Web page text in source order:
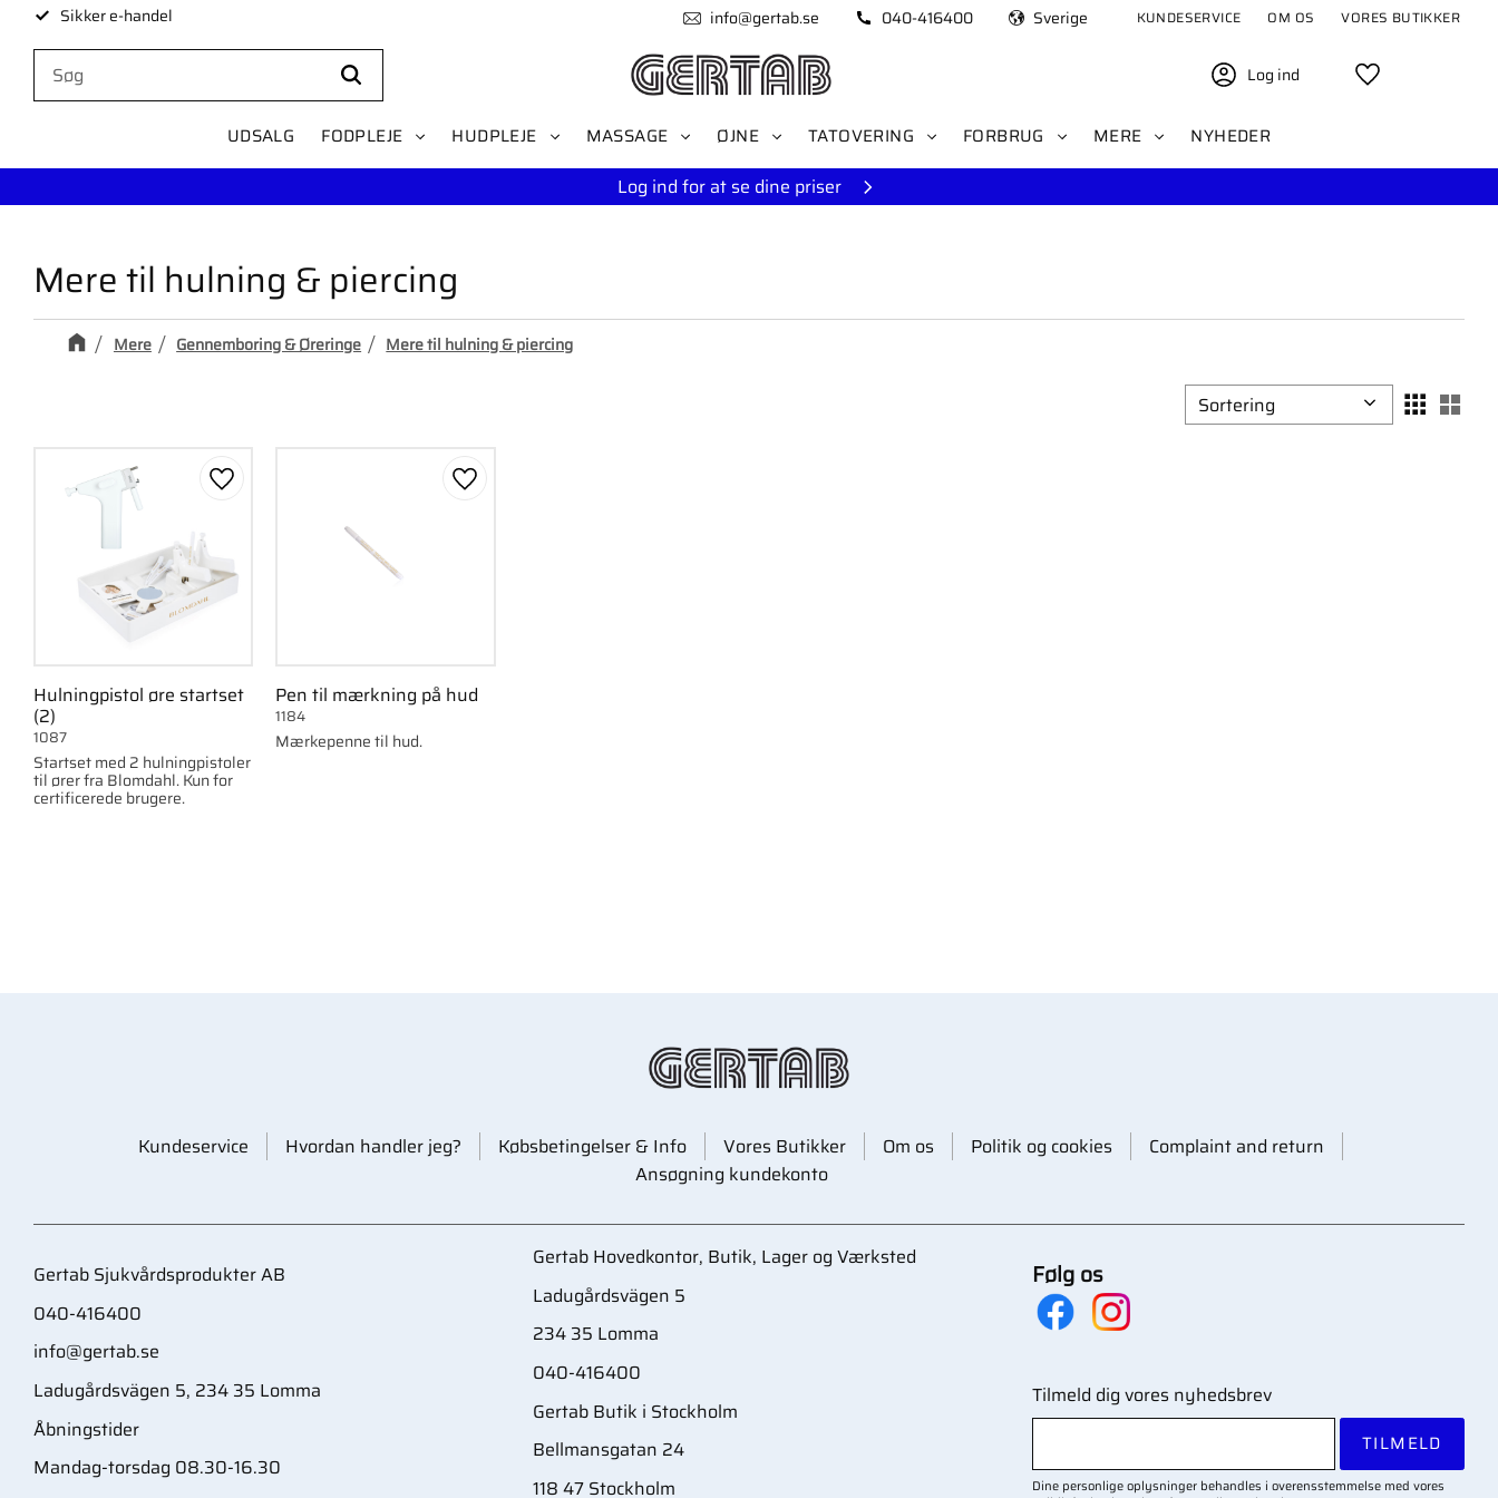
Sikker e-handel info@gertab.se 040-416400 Sverige KUNDESERVICE OM OS VORES BUTIKKER
Log ind
UDSALG FODPLEJE HUDPLEJE MASSAGE ØJNE TATOVERING FORBRUG MERE NYHEDER
Log ind for at se dine priser
Mere til hulning & piercing
Mere Gennemboring & Øreringe Mere til hulning & piercing
Vælg sorteringsmetode
Hulningpistol øre startset
(2)
Startset med 2 hulningpistoler
til ører fra Blomdahl. Kun for
certificerede brugere.
1087
Gem som favorit
Pen til mærkning på hud
Mærkepenne til hud.
1184
Gem som favorit
Kundeservice Hvordan handler jeg? Købsbetingelser & Info Vores Butikker Om os Politik og cookies
Complaint and return
Ansøgning kundekonto
Gertab Sjukvårdsprodukter AB
040-416400
info@gertab.se
Ladugårdsvägen 5, 234 35 Lomma
Åbningstider
Mandag-torsdag 08.30-16.30
Gertab Hovedkontor, Butik, Lager og Værksted
Ladugårdsvägen 5
234 35 Lomma
040-416400
Gertab Butik i Stockholm
Bellmansgatan 24
118 47 Stockholm
Følg os
Tilmeld dig vores nyhedsbrev
TILMELD
Dine personlige oplysninger behandles i overensstemmelse med vores